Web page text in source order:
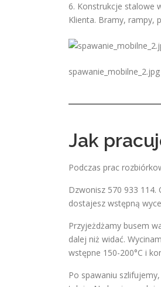
6. Konstrukcje stalowe
Klienta. Bramy, rampy,
spawanie_mobilne_2.jpg
Jak
Podczas prac
Dzwonisz 570 933 114.
dostajesz wstępną
Przyjeżdżamy busem
dalej niż widać.
wstępne 150-200°C i
Po spawaniu